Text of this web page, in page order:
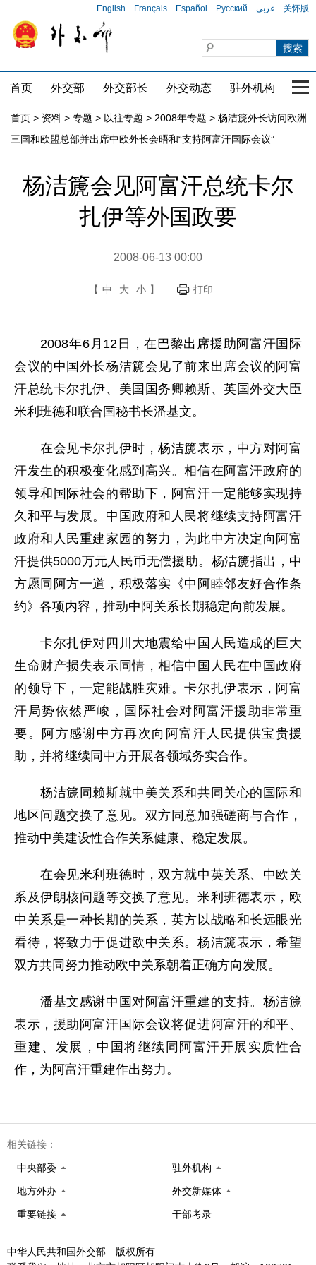
English Français Español Русский عربي 关怀版
首页 外交部 外交部长 外交动态 驻外机构 国
首页 > 资料 > 专题 > 以往专题 > 2008年专题 > 杨洁篪外长访问欧洲
三国和欧盟总部并出席中欧外长会晤和“支持阿富汗国际会议”
杨洁篪会见阿富汗总统卡尔
扎伊等外国政要
2008-06-13 00:00
【 中 大 小 】 打印
2008年6月12日，在巴黎出席援助阿富汗国际
会议的中国外长杨洁篪会见了前来出席会议的阿富
汗总统卡尔扎伊、美国国务卿赖斯、英国外交大臣
米利班德和联合国秘书长潘基文。
在会见卡尔扎伊时，杨洁篪表示，中方对阿富
汗发生的积极变化感到高兴。相信在阿富汗政府的
领导和国际社会的帮助下，阿富汗一定能够实现持
久和平与发展。中国政府和人民将继续支持阿富汗
政府和人民重建家园的努力，为此中方决定向阿富
汗提供5000万元人民币无偿援助。杨洁篪指出，中
方愿同阿方一道，积极落实《中阿睦邻友好合作条
约》各项内容，推动中阿关系长期稳定向前发展。
卡尔扎伊对四川大地震给中国人民造成的巨大
生命财产损失表示同情，相信中国人民在中国政府
的领导下，一定能战胜灾难。卡尔扎伊表示，阿富
汗局势依然严峻，国际社会对阿富汗援助非常重
要。阿方感谢中方再次向阿富汗人民提供宝贵援
助，并将继续同中方开展各领域务实合作。
杨洁篪同赖斯就中美关系和共同关心的国际和
地区问题交换了意见。双方同意加强磋商与合作，
推动中美建设性合作关系健康、稳定发展。
在会见米利班德时，双方就中英关系、中欧关
系及伊朗核问题等交换了意见。米利班德表示，欧
中关系是一种长期的关系，英方以战略和长远眼光
看待，将致力于促进欧中关系。杨洁篪表示，希望
双方共同努力推动欧中关系朝着正确方向发展。
潘基文感谢中国对阿富汗重建的支持。杨洁篪
表示，援助阿富汗国际会议将促进阿富汗的和平、
重建、发展，中国将继续同阿富汗开展实质性合
作，为阿富汗重建作出努力。
相关链接：
中央部委 驻外机构
地方外办 外交新媒体
重要链接 干部考录
中华人民共和国外交部 版权所有